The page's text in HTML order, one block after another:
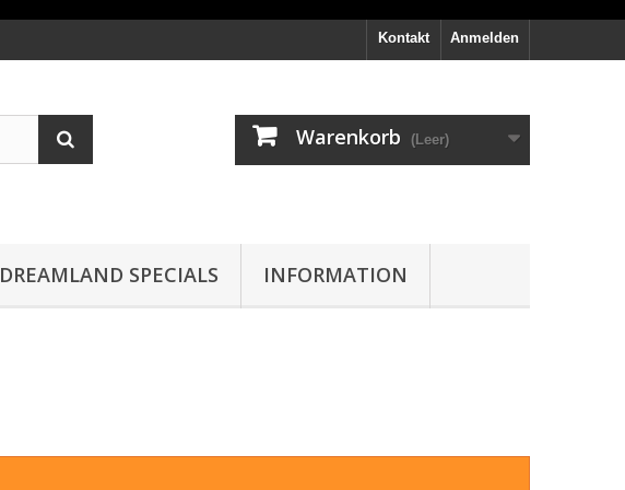
Anmelden
Kontakt
Warenkorb (Leer)
DREAMLAND SPECIALS INFORMATION